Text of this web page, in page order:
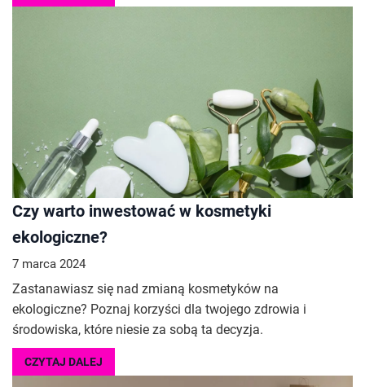
Czy warto inwestować w kosmetyki
ekologiczne?
7 marca 2024
Zastanawiasz się nad zmianą kosmetyków na
ekologiczne? Poznaj korzyści dla twojego zdrowia i
środowiska, które niesie za sobą ta decyzja.
CZYTAJ DALEJ